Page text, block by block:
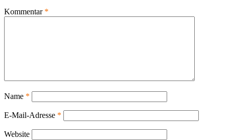
Kommentar *
Name *
E-Mail-Adresse *
Website